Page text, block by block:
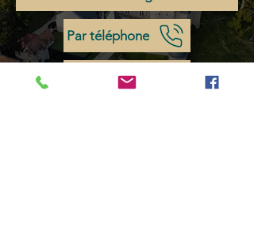
Par téléphone
Par mail